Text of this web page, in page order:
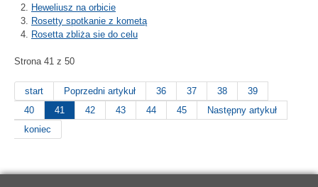
Heweliusz na orbicie
Rosetty spotkanie z kometą
Rosetta zbliża sie do celu
Strona 41 z 50
start Poprzedni artykuł 36 37 38
39
40
41 42 43 44 45
Następny artykuł
koniec